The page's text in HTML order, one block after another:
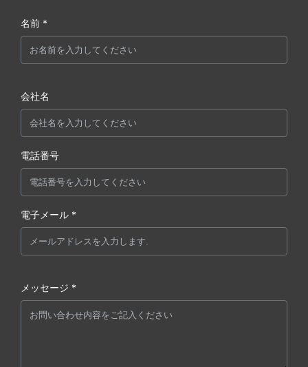
名前 *
会社名
電話番号
電子メール *
メッセージ *